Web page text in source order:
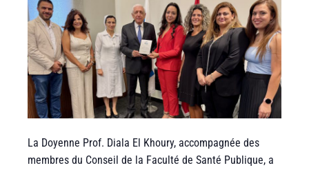
La Doyenne Prof. Diala El Khoury, accompagnée des
membres du Conseil de la Faculté de Santé Publique, a